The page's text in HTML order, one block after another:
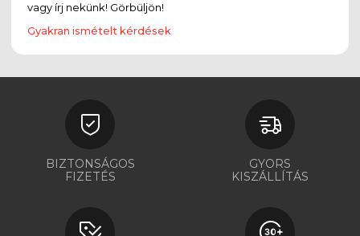
vagy írj nekünk! Görbüljön!
Gyakran ismételt kérdések
BIZTONSÁGOS
FIZETÉS
GYORS
KISZÁLLÍTÁS